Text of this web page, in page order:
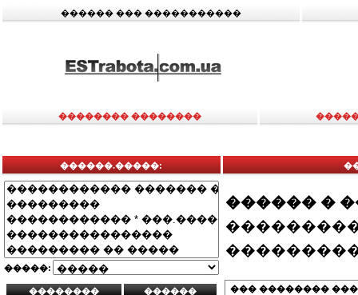
������ ��� �����������
�������� ��������
������.�����:
�����:
������ �
��� ��������